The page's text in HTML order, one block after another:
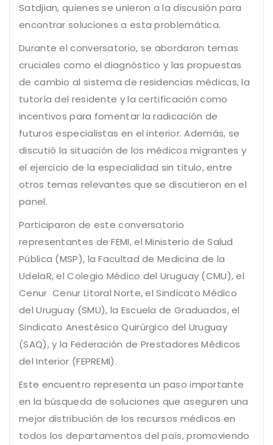
Satdjian, quienes se unieron a la discusión para
encontrar soluciones a esta problemática.
Durante el conversatorio, se abordaron temas
cruciales como el diagnóstico y las propuestas
de cambio al sistema de residencias médicas, la
tutoría del residente y la certificación como
incentivos para fomentar la radicación de
futuros especialistas en el interior. Además, se
discutió la situación de los médicos migrantes y
el ejercicio de la especialidad sin título, entre
otros temas relevantes que se discutieron en el
panel.
Participaron de este conversatorio
representantes de FEMI, el Ministerio de Salud
Pública (MSP), la Facultad de Medicina de la
UdelaR, el Colegio Médico del Uruguay (CMU), el
Cenur Cenur Litoral Norte, el Sindicato Médico
del Uruguay (SMU), la Escuela de Graduados, el
Sindicato Anestésico Quirúrgico del Uruguay
(SAQ), y la Federación de Prestadores Médicos
del Interior (FEPREMI).
Este encuentro representa un paso importante
en la búsqueda de soluciones que aseguren una
mejor distribución de los recursos médicos en
todos los departamentos del país, promoviendo